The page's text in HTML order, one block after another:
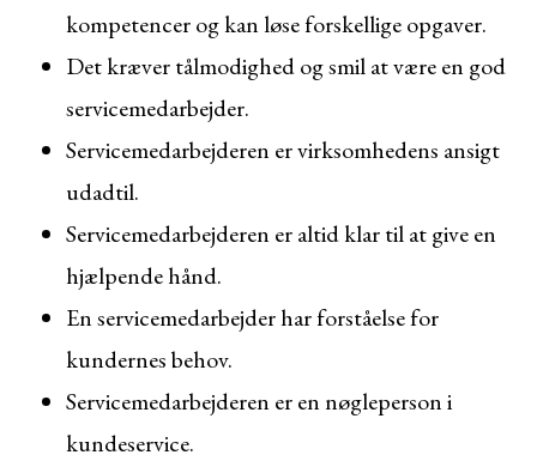
kompetencer og kan løse forskellige opgaver.
Det kræver tålmodighed og smil at være en god
servicemedarbejder.
Servicemedarbejderen er virksomhedens ansigt
udadtil.
Servicemedarbejderen er altid klar til at give en
hjælpende hånd.
En servicemedarbejder har forståelse for
kundernes behov.
Servicemedarbejderen er en nøgleperson i
kundeservice.